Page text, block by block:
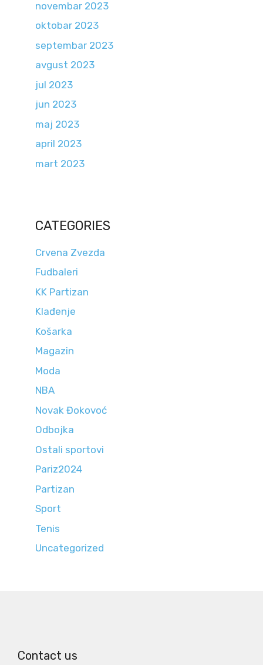
novembar 2023
oktobar 2023
septembar 2023
avgust 2023
jul 2023
jun 2023
maj 2023
april 2023
mart 2023
CATEGORIES
Crvena Zvezda
Fudbaleri
KK Partizan
Klađenje
Košarka
Magazin
Moda
NBA
Novak Đokovoć
Odbojka
Ostali sportovi
Pariz2024
Partizan
Sport
Tenis
Uncategorized
Contact us